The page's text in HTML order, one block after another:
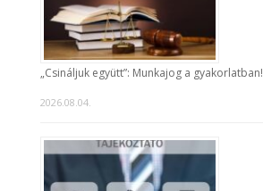
„Csináljuk együtt”: Munkajog a gyakorlatban!
2026.08.04.